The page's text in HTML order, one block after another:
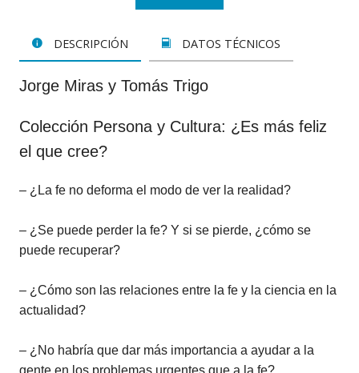
DESCRIPCIÓN DATOS TÉCNICOS
Jorge Miras y Tomás Trigo
Colección Persona y Cultura: ¿Es más feliz
el que cree?
– ¿La fe no deforma el modo de ver la realidad?
– ¿Se puede perder la fe? Y si se pierde, ¿cómo se
puede recuperar?
– ¿Cómo son las relaciones entre la fe y la ciencia en la
actualidad?
– ¿No habría que dar más importancia a ayudar a la